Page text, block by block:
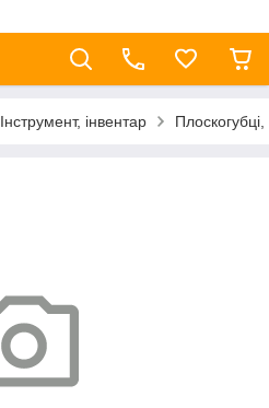
Інструмент, інвентар